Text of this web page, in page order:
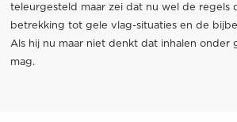
teleurgesteld maar zei dat nu wel de regels
betrekking tot gele vlag-situaties en de
Als hij nu maar niet denkt dat inhalen onder
mag.